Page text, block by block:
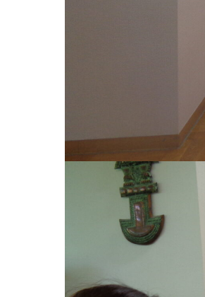
グループ施設・
関係先リンク
学校法⼈諏訪森学園 諏訪森幼稚園